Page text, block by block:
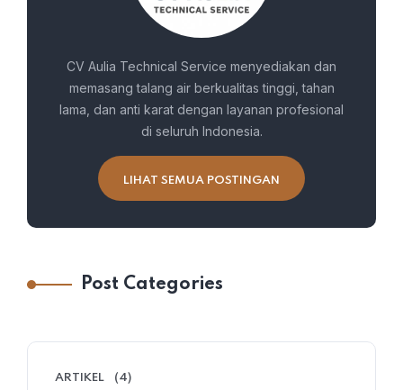
CV Aulia Technical Service menyediakan dan
memasang talang air berkualitas tinggi, tahan
lama, dan anti karat dengan layanan profesional
di seluruh Indonesia.
LIHAT SEMUA POSTINGAN
Post Categories
ARTIKEL (4)